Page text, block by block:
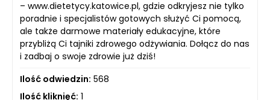
– www.dietetycy.katowice.pl, gdzie odkryjesz nie tylko
poradnie i specjalistów gotowych służyć Ci pomocą,
ale także darmowe materiały edukacyjne, które
przybliżą Ci tajniki zdrowego odżywiania. Dołącz do nas
i zadbaj o swoje zdrowie już dziś!
Ilość odwiedzin: 568
Ilość kliknięć: 1